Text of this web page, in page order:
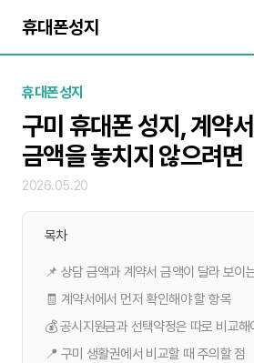
휴대폰성지
휴대폰성지
구미 휴대폰 성지, 계약
금액을 놓치지 않으려면
2026.05.20
목차
📌 상담 금액과 계약서 금액이 달라 보이
🧾 계약서에서 먼저 확인해야 할 항목
💰 공시지원금과 선택약정은 따로 비교해
📍 구미 생활권에서 비교할 때 주의할 점